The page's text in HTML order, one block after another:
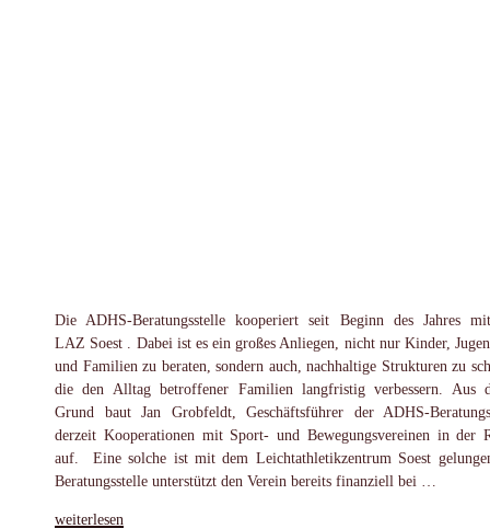
Die ADHS-Beratungsstelle kooperiert seit Beginn des Jahres
LAZ Soest . Dabei ist es ein großes Anliegen, nicht nur Kinder,
und Familien zu beraten, sondern auch, nachhaltige Strukturen zu
die den Alltag betroffener Familien langfristig verbessern. Aus
Grund baut Jan Grobfeldt, Geschäftsführer der ADHS-
derzeit Kooperationen mit Sport- und Bewegungsvereinen in der
auf. Eine solche ist mit dem Leichtathletikzentrum Soest
Beratungsstelle unterstützt den Verein bereits finanziell bei …
„Berührungsängste
weiterlesen